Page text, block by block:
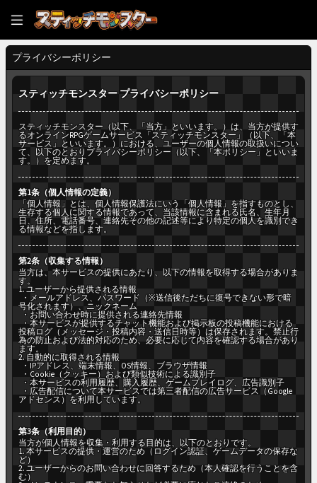
プライバシーポリシー
スティッチモンスター プライバシーポリシー
スティッチモンスター（以下、「当方」といいます。）は、当方が提供す
るオンラインRPGゲームサービス「スティッチモンスター」（以下、「本
サービス」といいます。）における、ユーザーの個人情報の取扱いについ
て、以下のとおりプライバシーポリシー（以下、「本ポリシー」といいま
す。）を定めます。
第1条（個人情報の定義）
「個人情報」とは、個人情報保護法にいう「個人情報」を指すものとし、
生存する個人に関する情報であって、当該情報に含まれる氏名、生年月
日、住所、電話番号、連絡先その他の記述等により特定の個人を識別でき
る情報などを指します。
第2条（収集する情報）
当方は、本サービスの提供にあたり、以下の情報を取得する場合がありま
す。
1. ユーザーから提供される情報
・メールアドレス、パスワード（※送信後ただちに復号できない形で暗
号化されます）、ニックネーム
・お問い合わせ時に提供される連絡先情報
・本サービスが提供するチャット機能および掲示板の投稿機能における
投稿ログ（メッセージ・投稿内容・送信日時等）は保存されます。禁止行
為の防止および法的対応のため、必要に応じて内容を確認する場合があり
ます。
2. 自動的に取得される情報
・IPアドレス、端末情報、OS情報、ブラウザ情報
・Cookie（クッキー）および類似技術による識別子
・本サービスの利用履歴、購入履歴、ゲームプレイログ、広告識別子
・広告配信について本サービスでは第三者配信の広告サービス（Google
アドセンス）を利用しています。
第3条（利用目的）
当方が個人情報を収集・利用する目的は、以下のとおりです。
1. 本サービスの提供・運営のため（ログイン認証、ゲームデータの保存な
ど）
2. ユーザーからのお問い合わせに回答するため（本人確認を行うことを含
む）